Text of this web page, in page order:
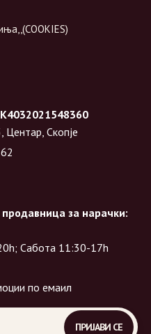
Центар, Скопје
за нарачки:
Сабота 11:30-17h
по емаил